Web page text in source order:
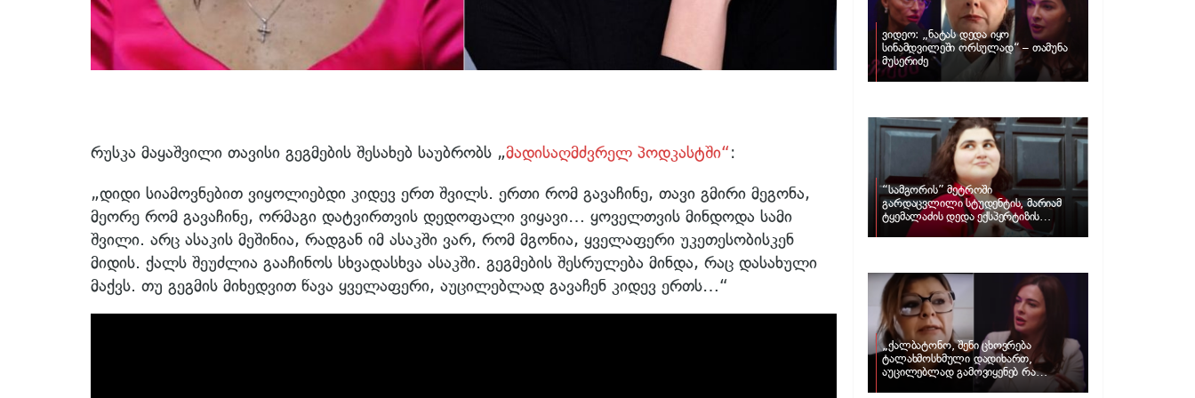
რუსკა მაყაშვილი თავისი გეგმების შესახებ საუბრობს „მადისაღმძვრელ პოდკასტში“:
„დიდი სიამოვნებით ვიყოლიებდი კიდევ ერთ შვილს. ერთი რომ გავაჩინე, თავი გმირი მეგონა,
მეორე რომ გავაჩინე, ორმაგი დატვირთვის დედოფალი ვიყავი… ყოველთვის მინდოდა სამი
შვილი. არც ასაკის მეშინია, რადგან იმ ასაკში ვარ, რომ მგონია, ყველაფერი უკეთესობისკენ
მიდის. ქალს შეუძლია გააჩინოს სხვადასხვა ასაკში. გეგმების შესრულება მინდა, რაც დასახული
მაქვს. თუ გეგმის მიხედვით წავა ყველაფერი, აუცილებლად გავაჩენ კიდევ ერთს…“
ვიდეო: „ნატას დედა იყო
სინამდვილეში ორსულად“ – თამუნა
მუსერიძე
“სამგორის” მეტროში
გარდაცვლილი სტუდენტის, მარიამ
ტყემალაძის დედა ექსპერტიზის
პასუხს აქვეყნებს – რა გახდა გოგონას
„ქალბატონო, შენი ცხოვრება
ტალახმოსხმული დადიხართ,
აუცილებლად გამოვიყენებ რა
ინფორმაციაც მაქვს“… – რა